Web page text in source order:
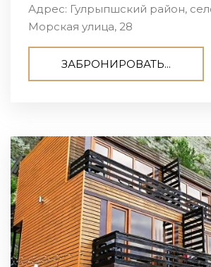
Адрес: Гулрыпшский район,
Морская улица, 28
ЗАБРОНИРОВАТЬ...